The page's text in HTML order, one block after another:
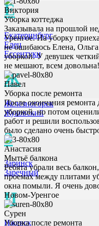
Е
Екатеринбург
Елец
Ессентуки
Ж
Железногорск
Жуковский
З
Заринск
Заречный
И
Ижевск
Виктория
Уборка коттеджа
Заказывала на прошлой
Уренгое. На уборку
не ошибаюсь Елена,
уборкой. У девушек
не мешают, всем
Павел
Уборка после ремонта
После окончания ремонта
уборкой, но потом
работ и решили
было сделано очень
Анастасия
Мытьё балкона
Ребята убрали весь
проемах между плитами
окна помыли. Я очень
Новом-Уренгое
Сурен
Уборка после ремонта